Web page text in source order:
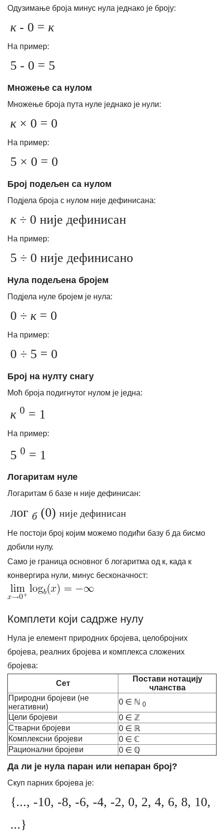
Одузимање броја минус нула једнако је броју:
к- 0 = к
На пример:
5 - 0 = 5
Множење са нулом
Множење броја пута нуле једнако је нули:
к× 0 = 0
На пример:
5 × 0 = 0
Број подељен са нулом
Подјела броја с нулом није дефинисана:
к÷ 0 није дефинисан
На пример:
5 ÷ 0 није дефинисано
Нула подељена бројем
Подјела нуле бројем је нула:
0 ÷ к= 0
На пример:
0 ÷ 5 = 0
Број на нулту снагу
Моћ броја подигнутог нулом је једна:
к 0 = 1
На пример:
5 0 = 1
Логаритам нуле
Логаритам б базе н није дефинисан:
лог б (0) није дефинисан
Не постоји број којим можемо подићи базу б да бисмо
добили нулу.
Само је граница основног б логаритма од к, када к
конвергира нули, минус бесконачност:
Комплети који садрже нулу
Нула је елемент природних бројева, целобројних
бројева, реалних бројева и комплекса сложених
бројева:
Сет
Постави нотацију
чланства
Природни бројеви (не
негативни)
0 ∈ ℕ 0
Цели бројеви
0 ∈ ℤ
Стварни бројеви
0 ∈ ℝ
Комплексни бројеви
0 ∈ ℂ
Рационални бројеви
0 ∈ ℚ
Да ли је нула паран или непаран број?
Скуп парних бројева је:
{..., -10, -8, -6, -4, -2, 0, 2, 4, 6, 8, 10,
...}